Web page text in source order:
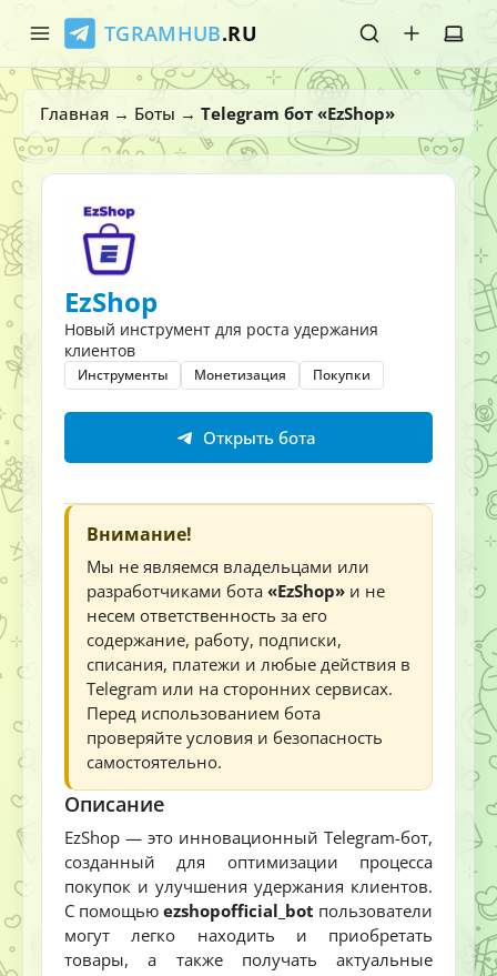
TGRAMHUB.RU
Главная
Стикеры
Главная → Боты → Telegram бот «EzShop»
EzShop
Новый инструмент для роста удержания
клиентов
Инструменты Монетизация Покупки
Открыть бота
Внимание!
Мы не являемся владельцами или
разработчиками бота «EzShop» и не
несем ответственность за его
содержание, работу, подписки,
списания, платежи и любые действия в
Telegram или на сторонних сервисах.
Перед использованием бота
проверяйте условия и безопасность
самостоятельно.
Описание
EzShop — это инновационный Telegram-бот,
созданный для оптимизации процесса
покупок и улучшения удержания клиентов.
С помощью ezshopofficial_bot пользователи
могут легко находить и приобретать
товары, а также получать актуальные